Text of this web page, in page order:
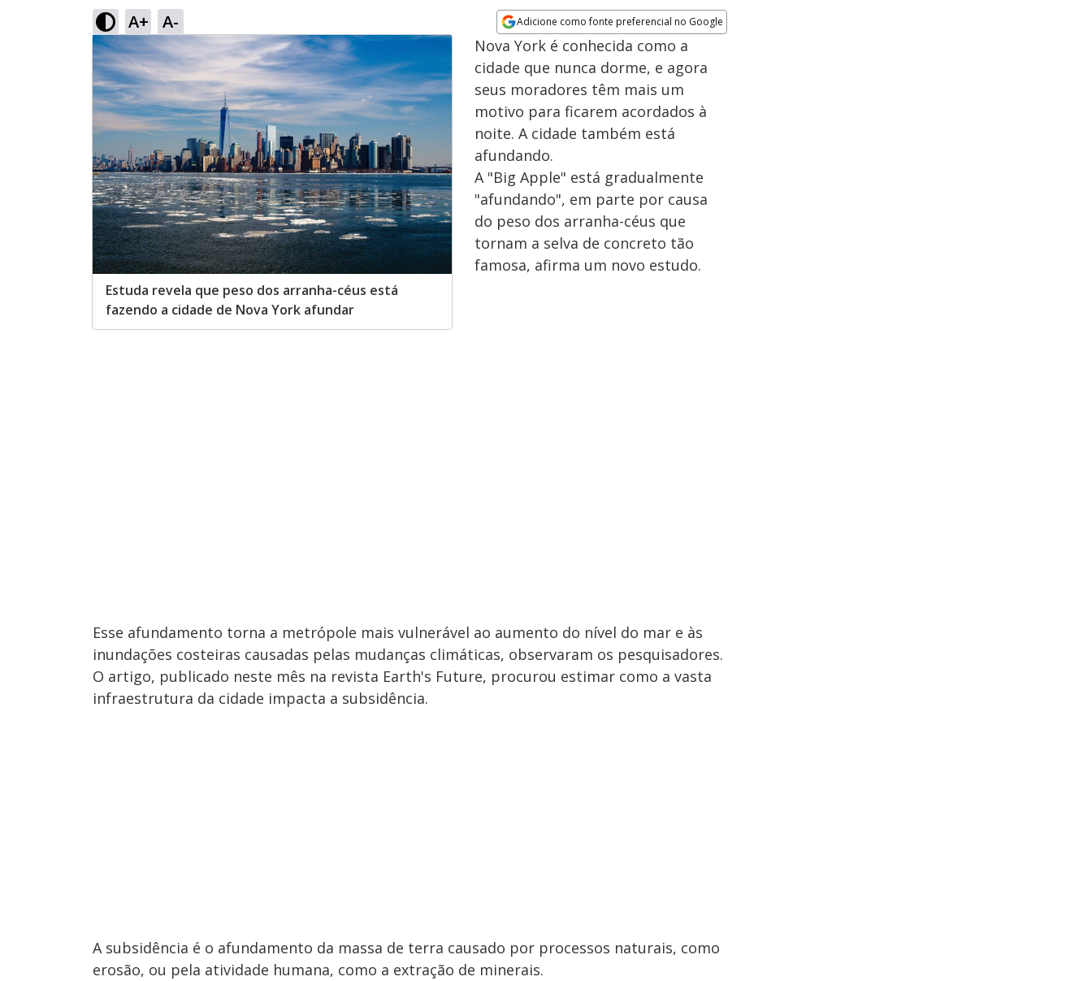
A+ A- Adicione como fonte preferencial no Google
Opens in new window
Estuda revela que peso dos arranha-céus está
fazendo a cidade de Nova York afundar
Nova York é conhecida como a
cidade que nunca dorme, e agora
seus moradores têm mais um
motivo para ficarem acordados à
noite. A cidade também está
afundando.
A "Big Apple" está gradualmente
"afundando", em parte por causa
do peso dos arranha-céus que
tornam a selva de concreto tão
famosa, afirma um novo estudo.
Esse afundamento torna a metrópole mais vulnerável ao aumento do nível do mar e às
inundações costeiras causadas pelas mudanças climáticas, observaram os pesquisadores.
O artigo, publicado neste mês na revista Earth's Future, procurou estimar como a vasta
infraestrutura da cidade impacta a subsidência.
A subsidência é o afundamento da massa de terra causado por processos naturais, como
erosão, ou pela atividade humana, como a extração de minerais.